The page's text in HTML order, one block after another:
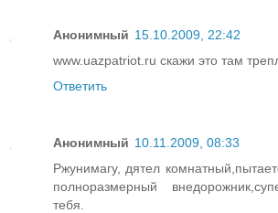
Анонимный 15.10.2009, 22:42
www.uazpatriot.ru скажи это там
Ответить
Анонимный 10.11.2009, 08:33
Ржунимагу, дятел
полноразмерный
тебя.